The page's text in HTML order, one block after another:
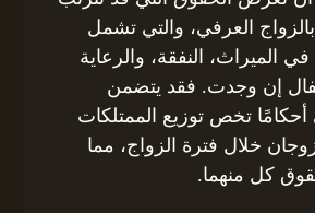
العرفي، والتي تشمل
الميراث، النفقة، والرعاية
إن وجدت. فقد يتضمن
أحكامًا تخص توزيع الممتلكات
خلال فترة الزواج، مما
كل منهما.